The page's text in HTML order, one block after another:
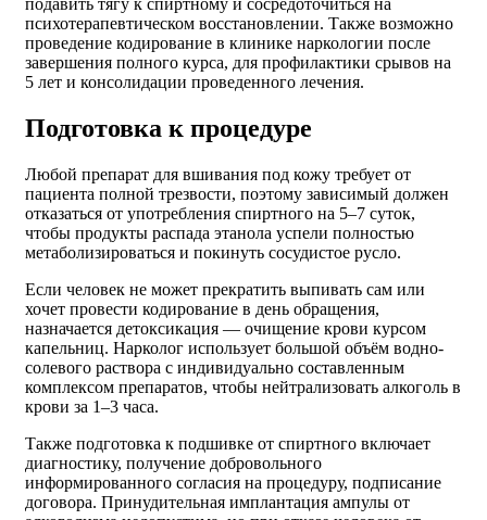
психотерапевтическом восстановлении. Также возможно
проведение кодирование в клинике наркологии после
завершения полного курса, для профилактики срывов на
5 лет и консолидации проведенного лечения.
Подготовка к процедуре
Любой препарат для вшивания под кожу требует от
пациента полной трезвости, поэтому зависимый должен
отказаться от употребления спиртного на 5–7 суток,
чтобы продукты распада этанола успели полностью
метаболизироваться и покинуть сосудистое русло.
Если человек не может прекратить выпивать сам или
хочет провести кодирование в день обращения,
назначается детоксикация — очищение крови курсом
капельниц. Нарколог использует большой объём водно-
солевого раствора с индивидуально составленным
комплексом препаратов, чтобы нейтрализовать алкоголь в
крови за 1–3 часа.
Также подготовка к подшивке от спиртного включает
диагностику, получение добровольного
информированного согласия на процедуру, подписание
договора. Принудительная имплантация ампулы от